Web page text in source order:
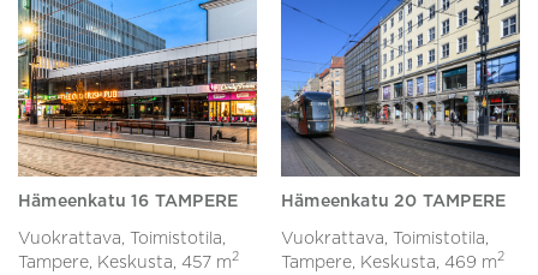
Hämeenkatu 16 TAMPERE
Vuokrattava, Toimistotila,
Tampere, Keskusta, 457 m2
Hämeenkatu 20 TAMPERE
Vuokrattava, Toimistotila,
Tampere, Keskusta, 469 m2